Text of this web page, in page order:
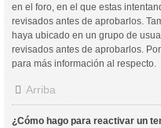
en el foro, en el que estas
revisados antes de aprobarlos.
haya ubicado en un grupo de
revisados antes de aprobarlos.
para más información al respecto.
Arriba
¿Cómo hago para reactivar un